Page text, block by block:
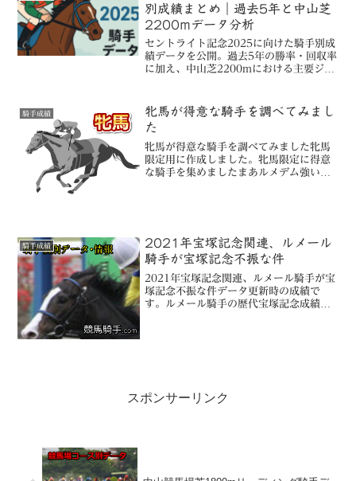
別成績まとめ｜過去5年と中山芝
2200mデータ分析
セントライト記念2025に向けた騎手別成
績データを公開。過去5年の勝率・回収率
に加え、中山芝2200mにおける主要ジョ
騎手成績
牝馬が得意な騎手を調べてみまし
た
牝馬が得意な騎手を調べてみました牝馬
限定用に作成しました。牝馬限定に得意
な騎手を集めましたまあルメデム強いで
騎手成績
2021年宝塚記念関連、ルメール
騎手が宝塚記念不振な件
2021年宝塚記念関連、ルメール騎手が宝
塚記念不振な件データ更新時の成績で
す。ルメール騎手の歴代宝塚記念成績０
スポンサーリンク